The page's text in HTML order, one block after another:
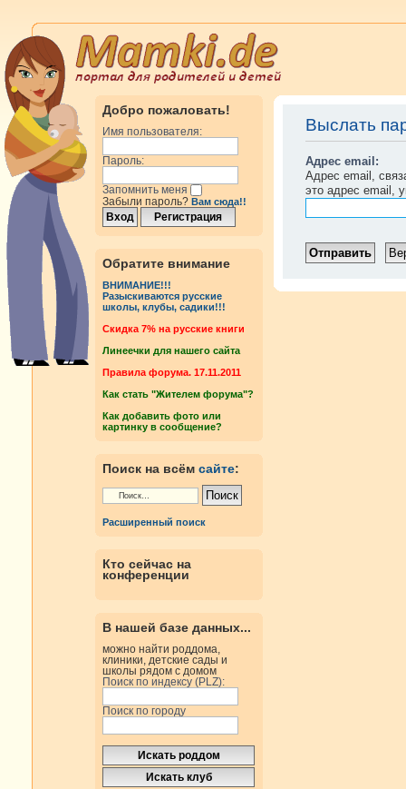
Добро пожаловать!
Имя пользователя:
Пароль:
Запомнить меня
Забыли пароль? Вам сюда!!
Обратите внимание
ВНИМАНИЕ!!!
Разыскиваются русские
школы, клубы, садики!!!
Cкидка 7% на русские книги
Линеечки для нашего сайта
Правила форума. 17.11.2011
Как стать "Жителем форума"?
Как добавить фото или
картинку в сообщение?
Поиск на всём сайте:
Расширенный поиск
Кто сейчас на
конференции
В нашей базе данных...
можно найти роддома,
клиники, детские сады и
школы рядом с домом
Поиск по индексу (PLZ):
Поиск по городу
Выслать
Адрес email:
Адрес email,
это адрес email,